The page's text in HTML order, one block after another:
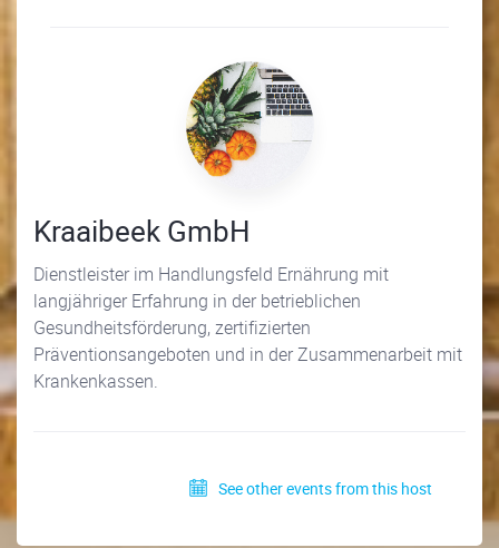
Kraaibeek GmbH
Dienstleister im Handlungsfeld Ernährung mit
langjähriger Erfahrung in der betrieblichen
Gesundheitsförderung, zertifizierten
Präventionsangeboten und in der Zusammenarbeit mit
Krankenkassen.
See other events from this host